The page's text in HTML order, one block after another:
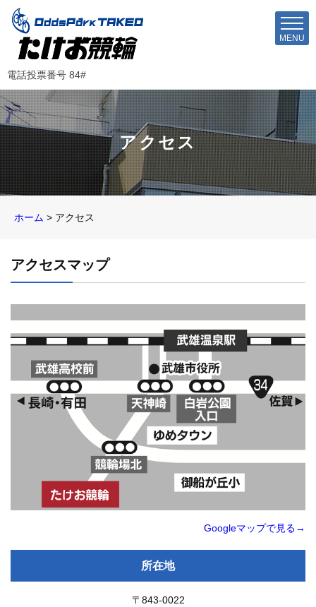
電話投票番号 84#
アクセス
ホーム > アクセス
アクセスマップ
Googleマップで見る→
所在地
〒843-0022
MENU